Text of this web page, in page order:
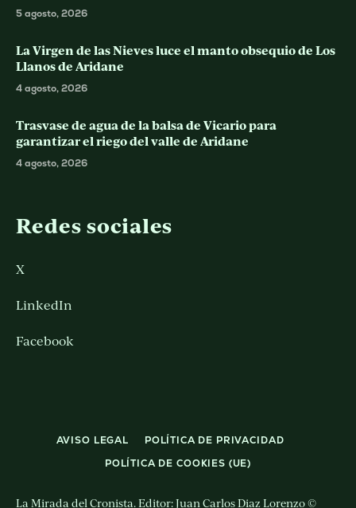
5 agosto, 2026
La Virgen de las Nieves luce el manto obsequio de Los
Llanos de Aridane
4 agosto, 2026
Trasvase de agua de la balsa de Vicario para
garantizar el riego del valle de Aridane
4 agosto, 2026
Redes sociales
X
LinkedIn
Facebook
AVISO LEGAL
POLÍTICA DE PRIVACIDAD
POLÍTICA DE COOKIES (UE)
La Mirada del Cronista. Editor: Juan Carlos Diaz Lorenzo ©